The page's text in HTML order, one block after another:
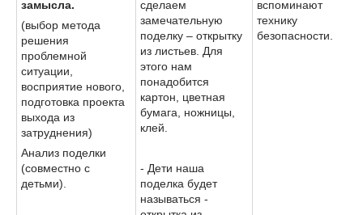
замысла.
(выбор метода
решения
проблемной
ситуации,
восприятие нового,
подготовка проекта
выхода из
затруднения)
Анализ поделки
(совместно с
детьми).
сделаем
замечательную
поделку – открытку
из листьев. Для
этого нам
понадобится
картон, цветная
бумага, ножницы,
клей.
- Дети наша
поделка будет
называться -
вспоминают
технику
безопасности.